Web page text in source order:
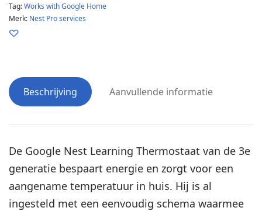
Tag:Works with Google Home
Merk: Nest Pro services
Beschrijving Aanvullende informatie
De Google Nest Learning Thermostaat van de 3e
generatie bespaart energie en zorgt voor een
aangename temperatuur in huis. Hij is al
ingesteld met een eenvoudig schema waarmee